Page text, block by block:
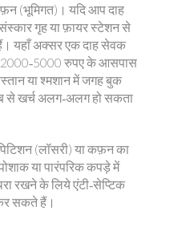
(भूमिगत)। यदि आप दाह
गृह या फ़ायर स्टेशन से
यहाँ अक्सर एक दाह सेवक
2000‑5000 रुपए के आसपास
या श्मशान में जगह बुक
से खर्च अलग‑अलग हो सकता
(लॉसरी) या कफ़न का
या पारंपरिक कपड़े में
रखने के लिये एंटी‑सेप्टिक
सकते हैं।